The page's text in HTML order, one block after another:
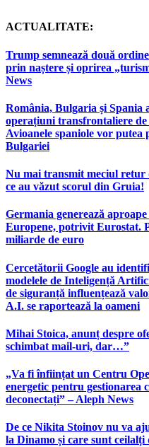
ACTUALITATE:
Trump semnează două
prin naștere și oprirea
News
România, Bulgaria și Spania
operațiuni transfrontaliere
Avioanele spaniole vor
Bulgariei
Nu mai transmit meciul
ce au văzut scorul din Gruia!
Germania generează
Europene, potrivit Eurostat.
miliarde de euro
Cercetătorii Google au
modelele de Inteligență
de siguranță influențează
A.I. se raportează la oameni
Mihai Stoica, anunț despre
schimbat mail-uri, dar…”
„Va fi înființat un Centru
energetic pentru gestionarea
deconectați” – Aleph News
De ce Nikita Stoinov nu va
la Dinamo și care sunt